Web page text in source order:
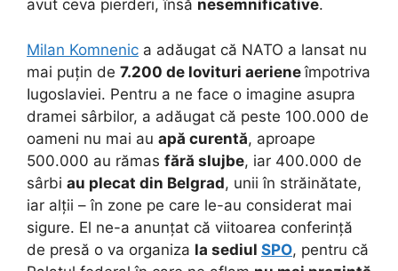
avut ceva pierderi, însă nesemnificative.
Milan Komnenic a adăugat că NATO a lansat nu
mai puțin de 7.200 de lovituri aerieneîmpotriva
Iugoslaviei. Pentru a ne face o imagine asupra
dramei sârbilor, a adăugat că peste 100.000 de
oameni nu mai au apă curentă, aproape
500.000 au rămas fără slujbe, iar 400.000 de
sârbi au plecat din Belgrad, unii în străinătate,
iar alții – în zone pe care le-au considerat mai
sigure. El ne-a anunțat că viitoarea conferință
de presă o va organiza la sediul SPO, pentru că